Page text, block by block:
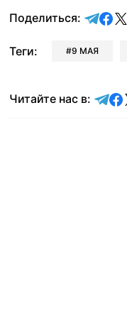
Поделиться:
Теги: 9 МАЯ
Читайте нас в: